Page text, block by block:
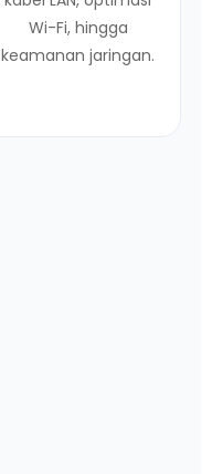
Wi-Fi, hingga
keamanan jaringan.